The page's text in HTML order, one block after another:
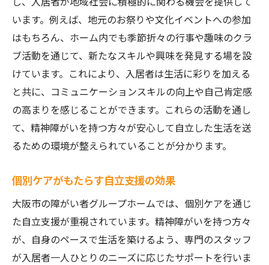
います。例えば、地元のお祭りや文化イベントへの参加
はもちろん、ホーム内でも季節折々の行事や趣味のクラ
ブ活動を通じて、新たなスキルや興味を発見する場を設
けています。これにより、入居者は生活に彩りを加える
と共に、コミュニケーションスキルの向上や自己肯定感
の高まりを感じることができます。これらの活動を通し
て、精神障がいを持つ方々が安心して自立した生活を送
るための環境が整えられていることが分かります。
個別ケアがもたらす自立支援の効果
大阪市の障がい者グループホームでは、個別ケアを通じ
た自立支援が重視されています。精神障がいを持つ方々
が、自身のペースで生活を築けるよう、専門のスタッフ
が入居者一人ひとりのニーズに応じたサポートを行いま